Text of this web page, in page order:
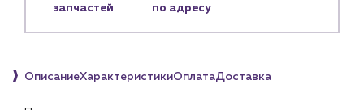
Пн – пт: 9:00 – 18:00
sales@profpotok.ru
запчастей
по адресу
ОписаниеХарактеристикиОплатаДоставка